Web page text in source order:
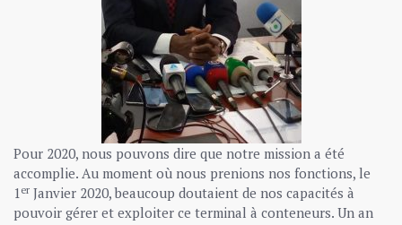
Pour 2020, nous pouvons dire que notre mission a été
accomplie. Au moment où nous prenions nos fonctions, le
1er Janvier 2020, beaucoup doutaient de nos capacités à
pouvoir gérer et exploiter ce terminal à conteneurs. Un an